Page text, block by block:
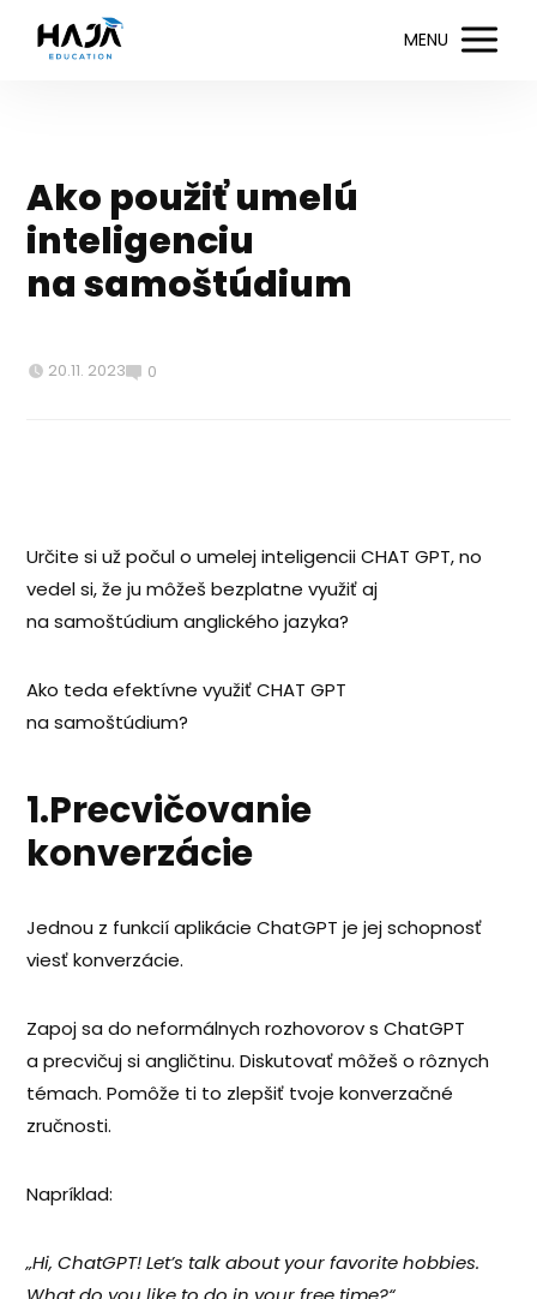
MENU
Ako použiť umelú
inteligenciu
na samoštúdium
20.11. 2023 0
Určite si už počul o umelej inteligencii CHAT GPT, no
vedel si, že ju môžeš bezplatne využiť aj
na samoštúdium anglického jazyka?
Ako teda efektívne využiť CHAT GPT
na samoštúdium?
1.Precvičovanie
konverzácie
Jednou z funkcií aplikácie ChatGPT je jej schopnosť
viesť konverzácie.
Zapoj sa do neformálnych rozhovorov s ChatGPT
a precvičuj si angličtinu. Diskutovať môžeš o rôznych
témach. Pomôže ti to zlepšiť tvoje konverzačné
zručnosti.
Napríklad:
„Hi, ChatGPT! Let’s talk about your favorite hobbies.